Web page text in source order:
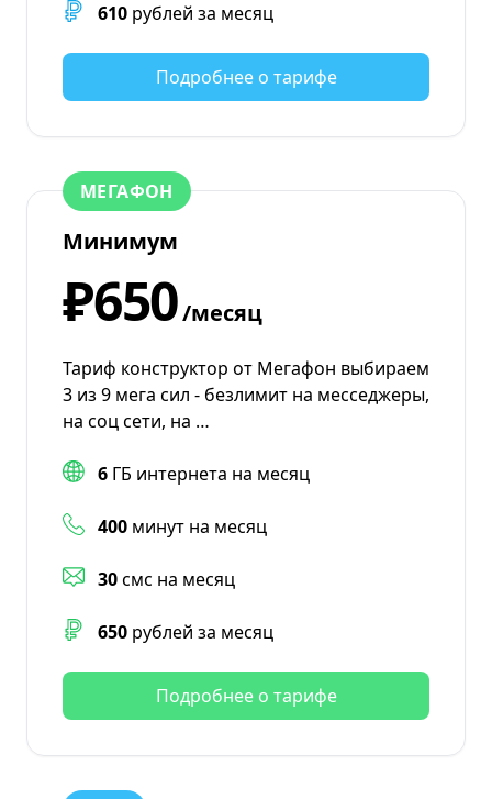
610 рублей за месяц
Подробнее о тарифе
МЕГАФОН
Минимум
₽650/месяц
Тариф конструктор от Мегафон выбираем
3 из 9 мега сил - безлимит на месседжеры,
на соц сети, на …
6 ГБ интернета на месяц
400 минут на месяц
30смс на месяц
650 рублей за месяц
Подробнее о тарифе